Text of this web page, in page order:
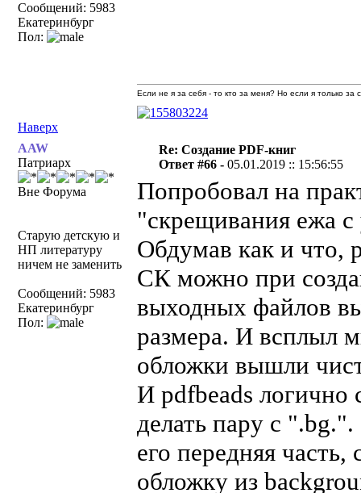
Сообщений: 5983
Екатеринбург
Пол:
Наверх
Если не я за себя - то кто за меня? Но если я только
AAW
Патриарх
Вне Форума
Старую детскую и
НП литературу
ничем не заменить
Сообщений: 5983
Екатеринбург
Пол:
Re: Создание PDF-книг
Ответ #66 -05.01.2019 :: 15:56:55
Попробовал на
"скрещивания ежа
Обдумав как и что,
СК можно при
выходных файлов
размера. И всплыл
обложки вышли
И pdfbeads логично
делать пару с
его передняя
обложку из